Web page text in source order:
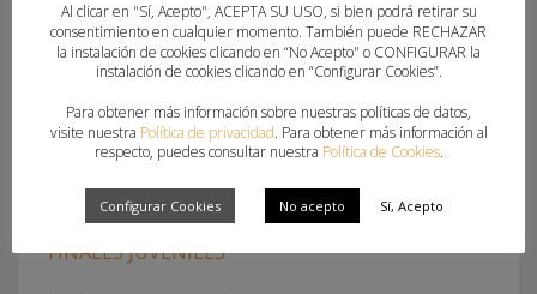
ALICANTE ACOGE ESTE FIN DE SEMANA LAS
FINALES JUVENILES
Al clicar en "Sí, Acepto", ACEPTA SU USO, si bien podrá retirar su
consentimiento en cualquier momento. También puede RECHAZAR
la instalación de cookies clicando en “No Acepto" o CONFIGURAR la
instalación de cookies clicando en “Configurar Cookies”.
Para obtener más información sobre nuestras políticas de datos,
visite nuestra Política de privacidad. Para obtener más información al
respecto, puedes consultar nuestra Política de Cookies.
Configurar Cookies No acepto Sí, Acepto